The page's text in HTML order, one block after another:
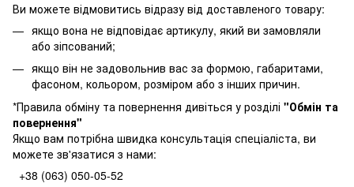
Ви можете відмовитись відразу від доставленого товару:
якщо вона не відповідає артикулу, який ви замовляли
або зіпсований;
якщо він не задовольнив вас за формою, габаритами,
фасоном, кольором, розміром або з інших причин.
*Правила обміну та повернення дивіться у розділі "Обмін та
повернення"
Якщо вам потрібна швидка консультація спеціаліста, ви
можете зв'язатися з нами:
+38 (063) 050-05-52